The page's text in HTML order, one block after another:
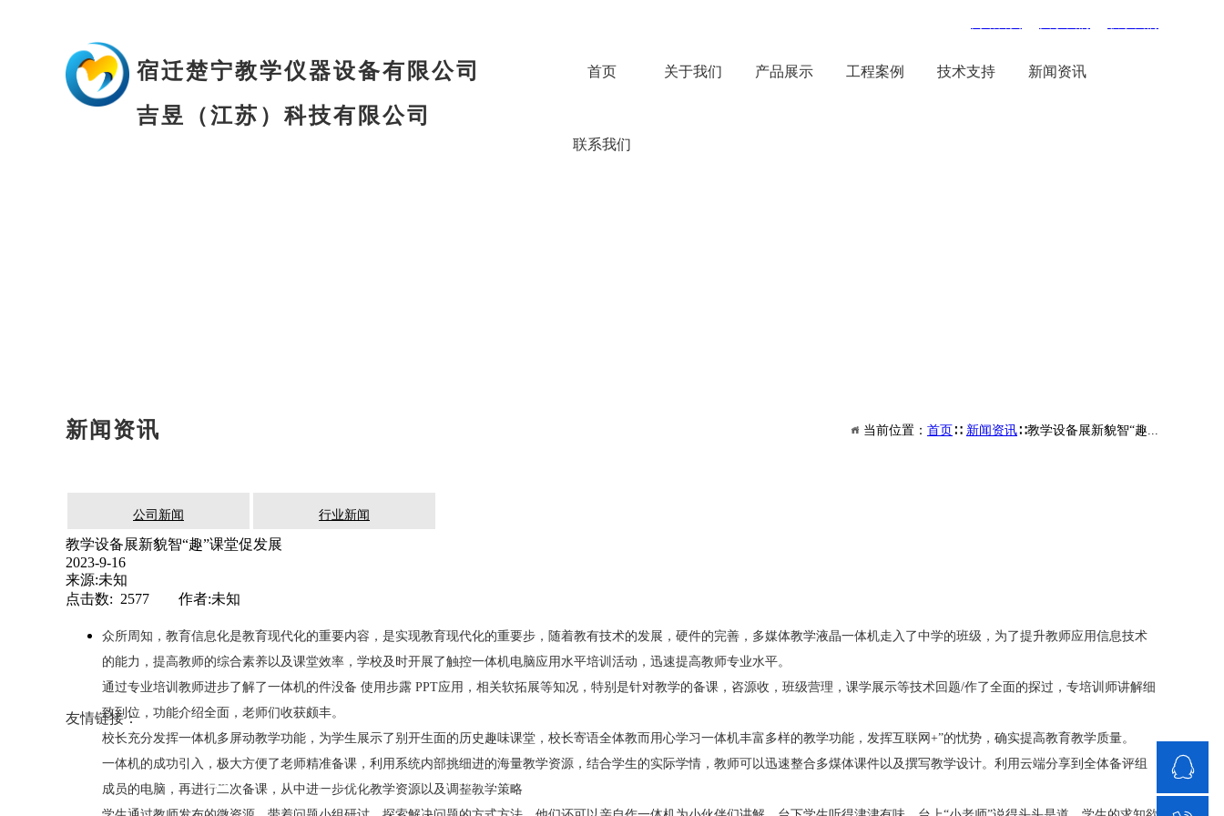
宿迁楚宁教学仪器设备有限公司
吉昱（江苏）科技有限公司
首页 关于我们 产品展示 工程案例 技术支持 新闻资讯
联系我们
新闻资讯 当前位置： 首页 ∷ 新闻资讯∷教学设备展新貌智“趣...
公司新闻 行业新闻
教学设备展新貌智“趣”课堂促发展
2023-9-16
来源:未知
点击数: 2577 作者:未知
众所周知，教育信息化是教育现代化的重要内容，是实现教育现代化的重要步，随着教有技术的发展，硬件的完善，多媒体教学液晶一体机走入了中学的班级，为了提升教师应用信息技术
的能力，提高教师的综合素养以及课堂效率，学校及时开展了触控一体机电脑应用水平培训活动，迅速提高教师专业水平。
通过专业培训教师进步了解了一体机的件没备 使用步露 PPT应用，相关软拓展等知况，特别是针对教学的备课，咨源收，班级营理，课学展示等技术回题/作了全面的探过，专培训师讲解细
致到位，功能介绍全面，老师们收获颇丰。
校长充分发挥一体机多屏动教学功能，为学生展示了别开生面的历史趣味课堂，校长寄语全体教而用心学习一体机丰富多样的教学功能，发挥互联网+”的忧势，确实提高教育教学质量。
一体机的成功引入，极大方便了老师精准备课，利用系统内部挑细进的海量教学资源，结合学生的实际学情，教师可以迅速整合多煤体课件以及撰写教学设计。利用云端分享到全体备评组
成员的电脑，再进行二次备课，从中进一步优化教学资源以及调整教学策略
友情链接：
首页 关于我们 产品展示